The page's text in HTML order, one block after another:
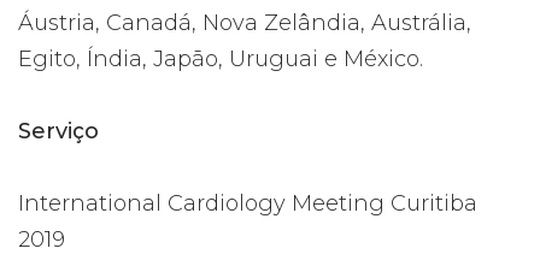
Áustria, Canadá, Nova Zelândia, Austrália,
Egito, Índia, Japão, Uruguai e México.
Serviço
International Cardiology Meeting Curitiba
2019